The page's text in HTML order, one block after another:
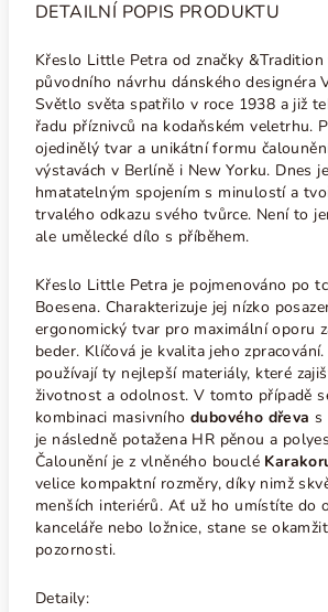
DETAILNÍ POPIS PRODUKTU
Křeslo Little Petra od značky &Tradition
původního návrhu dánského designéra
Světlo světa spatřilo v roce 1938 a již
řadu příznivců na kodaňském veletrhu.
ojedinělý tvar a unikátní formu
výstavách v Berlíně i New Yorku. Dnes
hmatatelným spojením s minulostí a
trvalého odkazu svého tvůrce. Není to
ale umělecké dílo s příběhem.
Křeslo Little Petra je pojmenováno po
Boesena. Charakterizuje jej nízko
ergonomický tvar pro maximální oporu
beder. Klíčová je kvalita jeho
používají ty nejlepší materiály, které
životnost a odolnost. V tomto případě
kombinaci masivního dubového dřeva s
je následně potažena HR pěnou a
Čalounění je z vlněného bouclé
velice kompaktní rozměry, díky nimž
menších interiérů. Ať už ho umístíte do
kanceláře nebo ložnice, stane se
pozornosti.
Detaily: